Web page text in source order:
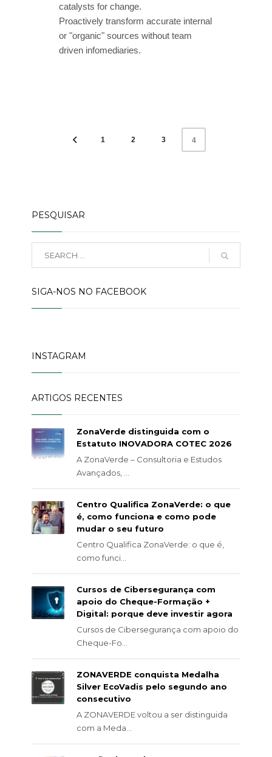
catalysts for change.
Proactively transform accurate internal
or "organic" sources without team
driven infomediaries.
1 2 3 4
PESQUISAR
SIGA-NOS NO FACEBOOK
INSTAGRAM
ARTIGOS RECENTES
ZonaVerde distinguida com o
Estatuto INOVADORA COTEC 2026
A ZonaVerde – Consultoria e Estudos
Avançados, ...
Centro Qualifica ZonaVerde: o que
é, como funciona e como pode
mudar o seu futuro
Centro Qualifica ZonaVerde: o que é,
como funci...
Cursos de Cibersegurança com
apoio do Cheque-Formação +
Digital: porque deve investir agora
Cursos de Cibersegurança com apoio do
Cheque-Fo...
ZONAVERDE conquista Medalha
Silver EcoVadis pelo segundo ano
consecutivo
A ZONAVERDE voltou a ser distinguida
com a Meda...